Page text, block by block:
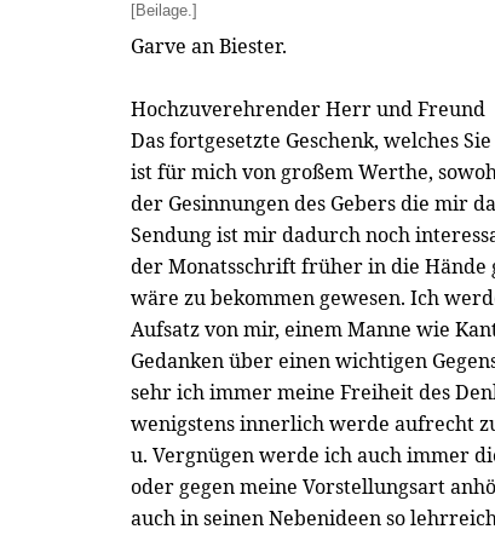
[Beilage.]
Garve an Biester.
Hochzuverehrender Herr und Freund
Das fortgesetzte Geschenk, welches
ist für mich von großem Werthe,
der Gesinnungen des Gebers die mir
Sendung ist mir dadurch noch
der Monatsschrift früher in die Hände
wäre zu bekommen gewesen. Ich
Aufsatz von mir, einem Manne wie
Gedanken über einen wichtigen
sehr ich immer meine Freiheit des
wenigstens innerlich werde aufrecht
u. Vergnügen werde ich auch immer
oder gegen meine Vorstellungsart
auch in seinen Nebenideen so